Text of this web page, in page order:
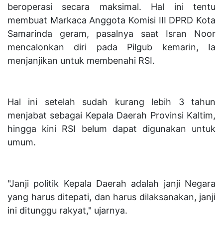
beroperasi secara maksimal. Hal ini tentu
membuat Markaca Anggota Komisi III DPRD Kota
Samarinda geram, pasalnya saat Isran Noor
mencalonkan diri pada Pilgub kemarin, Ia
menjanjikan untuk membenahi RSI.
Hal ini setelah sudah kurang lebih 3 tahun
menjabat sebagai Kepala Daerah Provinsi Kaltim,
hingga kini RSI belum dapat digunakan untuk
umum.
"Janji politik Kepala Daerah adalah janji Negara
yang harus ditepati, dan harus dilaksanakan, janji
ini ditunggu rakyat," ujarnya.